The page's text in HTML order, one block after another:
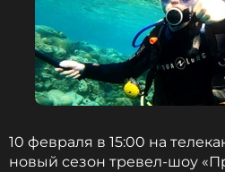
10 февраля в 15:00 на
новый сезон тревел-шоу